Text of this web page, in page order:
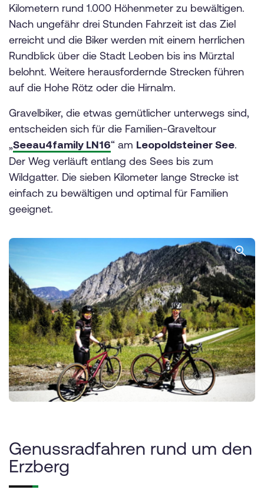
Kilometern rund 1.000 Höhenmeter zu bewältigen.
Nach ungefähr drei Stunden Fahrzeit ist das Ziel
erreicht und die Biker werden mit einem herrlichen
Rundblick über die Stadt Leoben bis ins Mürztal
belohnt. Weitere herausfordernde Strecken führen
auf die Hohe Rötz oder die Hirnalm.
Gravelbiker, die etwas gemütlicher unterwegs sind,
entscheiden sich für die Familien-Graveltour
„Seeau4family LN16“ am Leopoldsteiner See.
Der Weg verläuft entlang des Sees bis zum
Wildgatter. Die sieben Kilometer lange Strecke ist
einfach zu bewältigen und optimal für Familien
geeignet.
Genussradfahren rund um den
Erzberg